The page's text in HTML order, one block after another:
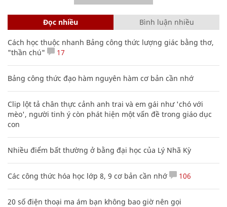
Đọc nhiều Bình luận nhiều
Cách học thuộc nhanh Bảng công thức lượng giác bằng thơ,
"thần chú"
17
Bảng công thức đạo hàm nguyên hàm cơ bản cần nhớ
Clip lột tả chân thực cảnh anh trai và em gái như 'chó với
mèo', người tinh ý còn phát hiện một vấn đề trong giáo dục
con
Nhiều điểm bất thường ở bằng đại học của Lý Nhã Kỳ
Các công thức hóa học lớp 8, 9 cơ bản cần nhớ 106
20 số điện thoại ma ám bạn không bao giờ nên gọi